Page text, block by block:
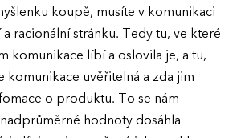
koupě, musíte v komunikaci
racionální stránku. Tedy tu, ve které
komunikace líbí a oslovila je, a tu,
komunikace uvěřitelná a zda jim
o produktu. To se nám
hodnoty dosáhla